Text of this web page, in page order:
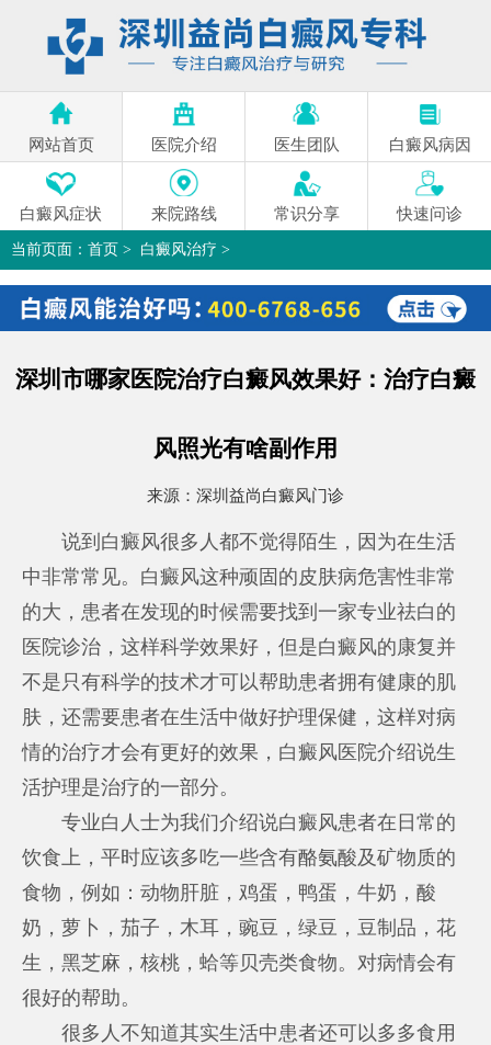
网站首页 医院介绍 医生团队 白癜风病因
白癜风症状 来院路线 常识分享 快速问诊
当前页面： 首页 > 白癜风治疗 >
深圳市哪家医院治疗白癜风效果好：治疗白癜风照光有啥副作用>
深圳市哪家医院治疗白癜风效果好：治疗白癜
风照光有啥副作用
来源： 深圳益尚白癜风门诊
说到白癜风很多人都不觉得陌生，因为在生活
中非常常见。白癜风这种顽固的皮肤病危害性非常
的大，患者在发现的时候需要找到一家专业祛白的
医院诊治，这样科学效果好，但是白癜风的康复并
不是只有科学的技术才可以帮助患者拥有健康的肌
肤，还需要患者在生活中做好护理保健，这样对病
情的治疗才会有更好的效果，白癜风医院介绍说生
活护理是治疗的一部分。
专业白人士为我们介绍说白癜风患者在日常的
饮食上，平时应该多吃一些含有酪氨酸及矿物质的
食物，例如：动物肝脏，鸡蛋，鸭蛋，牛奶，酸
奶，萝卜，茄子，木耳，豌豆，绿豆，豆制品，花
生，黑芝麻，核桃，蛤等贝壳类食物。对病情会有
很好的帮助。
很多人不知道其实生活中患者还可以多多食用